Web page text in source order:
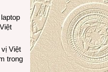
Việt
trong